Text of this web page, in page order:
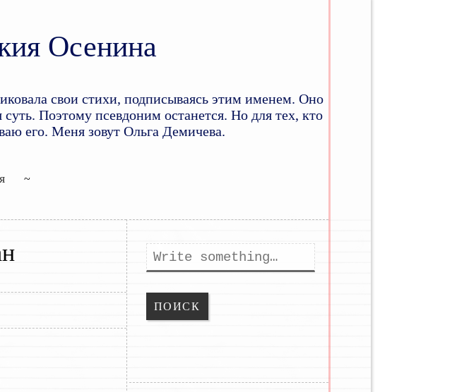
Осенина
свои стихи, подписываясь этим именем. Оно
Поэтому псевдоним останется. Но для тех, кто
его. Меня зовут Ольга Демичева.
к основному содержимому
к дополнительному содержимому
Поиск